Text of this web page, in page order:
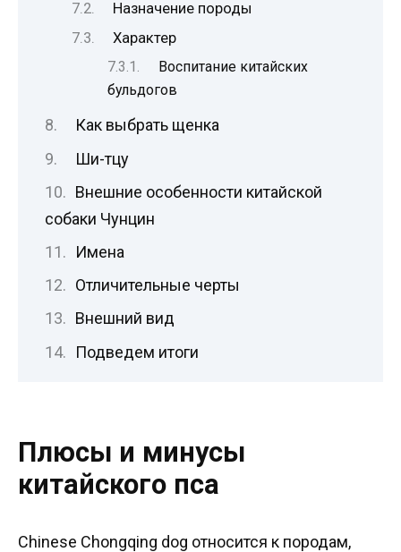
Назначение породы
Характер
Воспитание китайских
бульдогов
Как выбрать щенка
Ши-тцу
Внешние особенности китайской
собаки Чунцин
Имена
Отличительные черты
Внешний вид
Подведем итоги
Плюсы и минусы
китайского пса
Chinese Chongqing dog относится к породам,